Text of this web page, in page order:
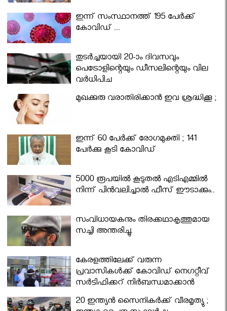
ഇന്ന് സംസ്ഥാനത്ത് 195 പേര്‍ക്ക്
കോവിഡ് ...
തുടർച്ചയായി 20-ാം ദിവസവും
പെട്രോളിന്റെയും ഡീസലിന്റെയും വില
വര്‍ധിപ്പിച്ചു
മുഖക്കുരു വരാതിരിക്കാന്‍ ഇവ ശ്രദ്ധിക്കൂ ;
ഇന്ന് 60 പേർക്ക് രോഗമുക്തി ; 141
പേര്‍ക്കു കൂടി കോവിഡ്
5000 രൂപയിൽ കൂടുതൽ എടിഎമ്മിൽ
നിന്ന് പിൻവലിച്ചാൽ ഫീസ് ഈടാക്കും..
സംവിധായകനും തിരക്കഥാകൃത്തുമായ
സച്ചി അന്തരിച്ചു.
കേരളത്തിലേക്ക് വരുന്ന
പ്രവാസികള്‍ക്ക് കോവിഡ് നെഗറ്റീവ്
സര്‍ട്ടിഫിക്കറ്റ് നിർബന്ധമാക്കാൻ
മന്ത്രിസഭ
20 ഇന്ത്യൻ സൈനികർക്ക് വീരമൃത്യു ;